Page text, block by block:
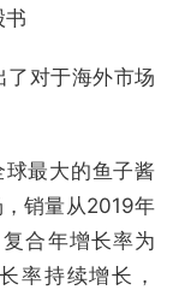
书
了对于海外市场
最大的鱼子酱
销量从2019年
合年增长率为
率持续增长，